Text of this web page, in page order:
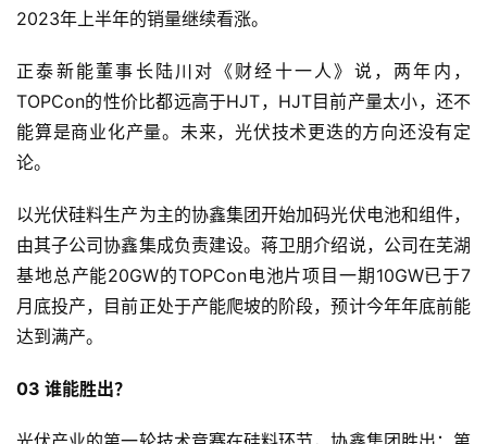
2023年上半年的销量继续看涨。
正泰新能董事长陆川对《财经十一人》说，两年内，
TOPCon的性价比都远高于HJT，HJT目前产量太小，还不
能算是商业化产量。未来，光伏技术更迭的方向还没有定
论。
以光伏硅料生产为主的协鑫集团开始加码光伏电池和组件，
由其子公司协鑫集成负责建设。蒋卫朋介绍说，公司在芜湖
基地总产能20GW的TOPCon电池片项目一期10GW已于7
月底投产，目前正处于产能爬坡的阶段，预计今年年底前能
达到满产。
03 谁能胜出？